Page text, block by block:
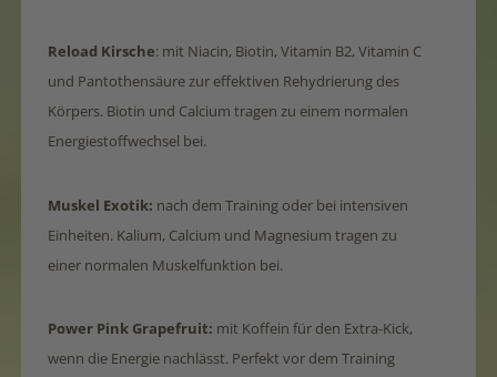
Reload Kirsche: mit Niacin, Biotin, Vitamin B2, Vitamin C
und Pantothensäure zur effektiven Rehydrierung des
Körpers. Biotin und Calcium tragen zu einem normalen
Energiestoffwechsel bei.
Muskel Exotik: nach dem Training oder bei intensiven
Einheiten. Kalium, Calcium und Magnesium tragen zu
einer normalen Muskelfunktion bei.
Power Pink Grapefruit: mit Koffein für den Extra-Kick,
wenn die Energie nachlässt. Perfekt vor dem Training